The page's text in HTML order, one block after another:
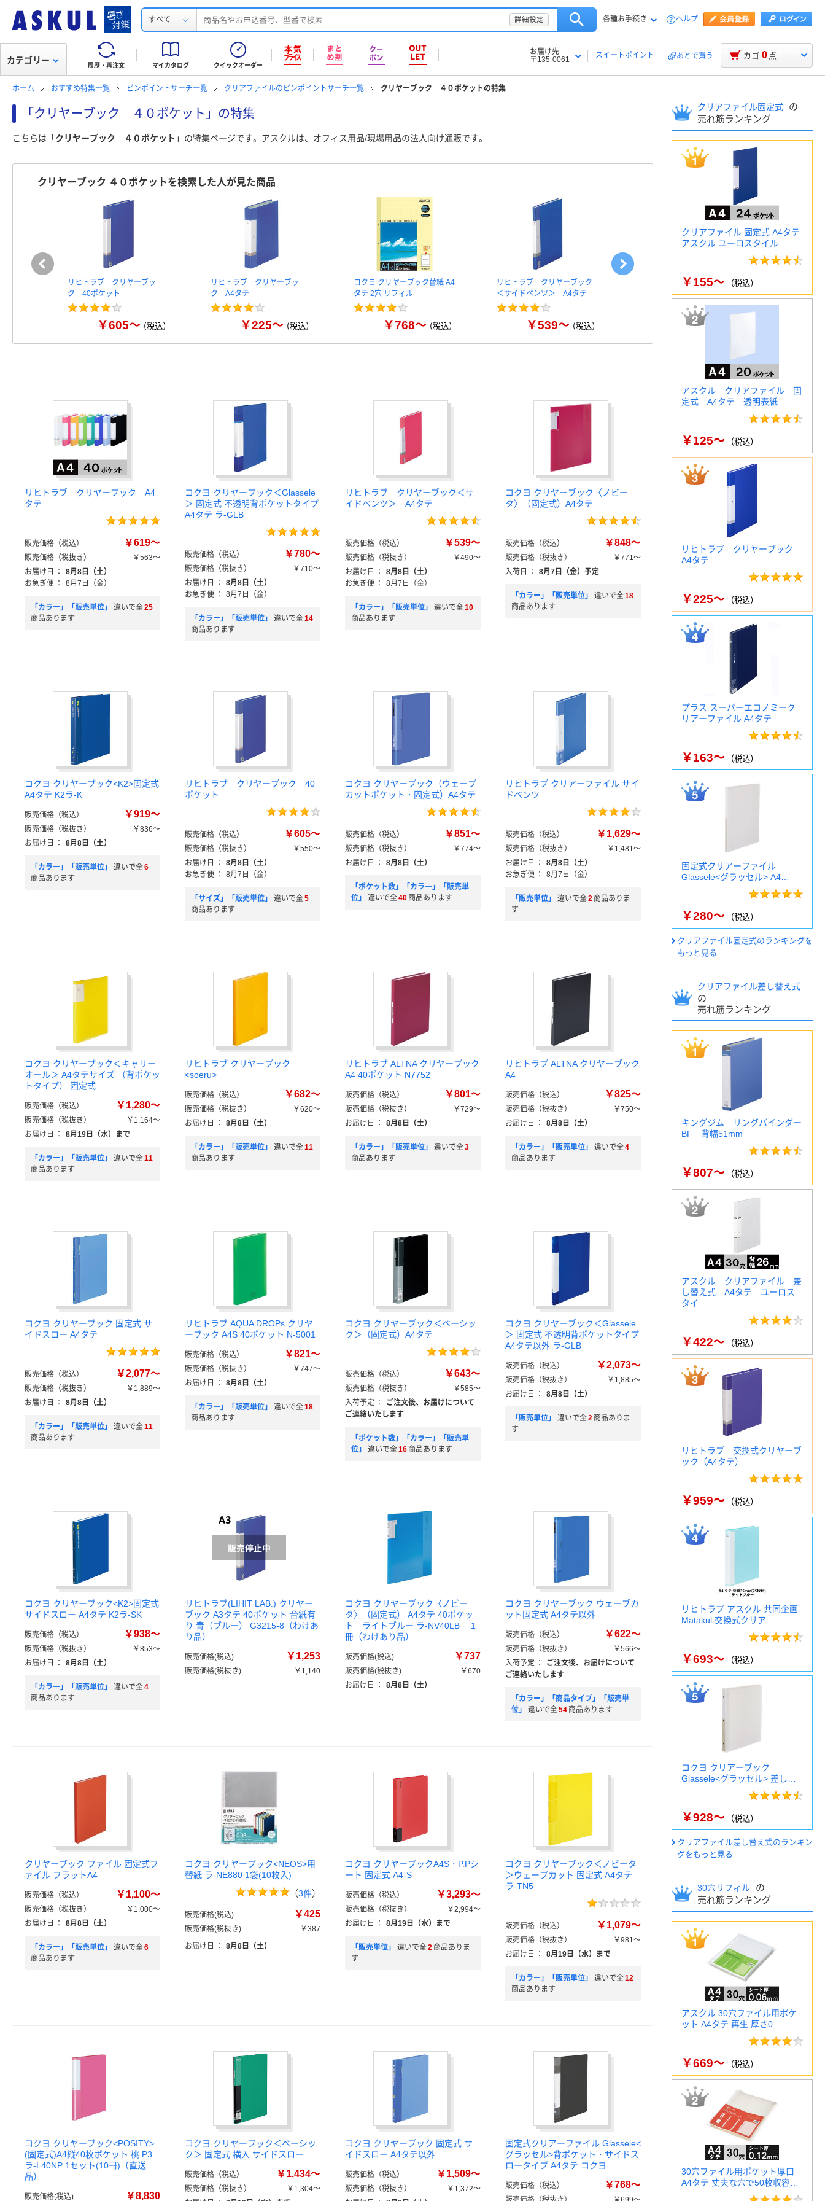
すべて 詳細設定 各種お手続き ヘルプ
履歴・再注文 マイカタログ クイックオーダー
お届け先
〒135-0061
スイートポイント あとで買う
カテゴリー カゴ 0 点
ホーム おすすめ特集一覧 ピンポイントサーチ一覧 クリアファイルのピンポイントサーチ一覧 クリヤーブック ４０ポケットの特集
「クリヤーブック ４０ポケット」の特集
こちらは「 クリヤーブック ４０ポケット 」の特集ページです。アスクルは、オフィス用品/現場用品の法人向け通販です。
クリヤーブック ４０ポケットを検索した人が見た商品
リヒトラブ クリヤーブッ
ク 40ポケット
￥605～（税込）
リヒトラブ クリヤーブッ
ク A4タテ
￥225～（税込）
コクヨ クリヤーブック替紙 A4
タテ 2穴 リフィル
￥768～（税込）
リヒトラブ クリヤーブック
＜サイドベンツ＞ A4タテ
￥539～（税込）
コクヨ クリヤーブック替紙Ｐ
ＯＳＩＴＹ
￥560～ （税込）
ブック（A4
リヒトラブ クリヤーブック A4
タテ
販売価格（税込） ￥619～
販売価格（税抜き）
￥563～
お届け日
：
8月8日（土）
お急ぎ便 ： 8月7日（金）
「カラー」「販売単位」 違いで全25
商品あります
コクヨ クリヤーブック＜Glassele
＞ 固定式 不透明背ポケットタイプ
A4タテ ラ-GLB
販売価格（税込） ￥780～
販売価格（税抜き）
￥710～
お届け日
：
8月8日（土）
お急ぎ便 ： 8月7日（金）
「カラー」「販売単位」 違いで全14
商品あります
リヒトラブ クリヤーブック＜サ
イドベンツ＞ A4タテ
販売価格（税込） ￥539～
販売価格（税抜き）
￥490～
お届け日
：
8月8日（土）
お急ぎ便 ： 8月7日（金）
「カラー」「販売単位」 違いで全10
商品あります
コクヨ クリヤーブック〈ノビー
タ〉（固定式）A4タテ
販売価格（税込） ￥848～
販売価格（税抜き）
￥771～
入荷日
： 8月7日（金）予定
「カラー」「販売単位」 違いで全18
商品あります
コクヨ クリヤーブック<K2>固定式
A4タテ K2ラ-K
販売価格（税込） ￥919～
販売価格（税抜き）
￥836～
お届け日
： 8月8日（土）
「カラー」「販売単位」 違いで全6
商品あります
リヒトラブ クリヤーブック 40
ポケット
販売価格（税込） ￥605～
販売価格（税抜き）
￥550～
お届け日
：
8月8日（土）
お急ぎ便 ： 8月7日（金）
「サイズ」「販売単位」 違いで全5
商品あります
コクヨ クリヤーブック（ウェーブ
カットポケット・固定式）A4タテ
販売価格（税込） ￥851～
販売価格（税抜き）
￥774～
お届け日
： 8月8日（土）
「ポケット数」「カラー」「販売単
位」
違いで全40 商品あります
リヒトラブ クリアーファイル サイ
ドベンツ
販売価格（税込） ￥1,629～
販売価格（税抜き）
￥1,481～
お届け日
：
8月8日（土）
お急ぎ便 ： 8月7日（金）
「販売単位」 違いで全2 商品ありま
す
コクヨ クリヤーブック＜キャリー
オール＞ A4タテサイズ （背ポケッ
トタイプ） 固定式
販売価格（税込） ￥1,280～
販売価格（税抜き）
￥1,164～
お届け日
： 8月19日（水）まで
「カラー」「販売単位」 違いで全11
商品あります
リヒトラブ クリヤーブック
<soeru>
販売価格（税込） ￥682～
販売価格（税抜き）
￥620～
お届け日
： 8月8日（土）
「カラー」「販売単位」 違いで全11
商品あります
リヒトラブ ALTNA クリヤーブック
A4 40ポケット N7752
販売価格（税込） ￥801～
販売価格（税抜き）
￥729～
お届け日
： 8月8日（土）
「カラー」「販売単位」 違いで全3
商品あります
リヒトラブ ALTNA クリヤーブック
A4
販売価格（税込） ￥825～
販売価格（税抜き）
￥750～
お届け日
： 8月8日（土）
「カラー」「販売単位」 違いで全4
商品あります
コクヨ クリヤーブック 固定式 サ
イドスロー A4タテ
販売価格（税込） ￥2,077～
販売価格（税抜き）
￥1,889～
お届け日
： 8月8日（土）
「カラー」「販売単位」 違いで全11
商品あります
リヒトラブ AQUA DROPs クリヤ
ーブック A4S 40ポケット N-5001
販売価格（税込） ￥821～
販売価格（税抜き）
￥747～
お届け日
： 8月8日（土）
「カラー」「販売単位」 違いで全18
商品あります
コクヨ クリヤーブック＜ベーシッ
ク＞（固定式）A4タテ
販売価格（税込） ￥643～
販売価格（税抜き）
￥585～
入荷予定 ：
ご注文後、お届けについて
ご連絡いたします
「ポケット数」「カラー」「販売単
位」
違いで全16 商品あります
コクヨ クリヤーブック＜Glassele
＞ 固定式 不透明背ポケットタイプ
A4タテ以外 ラ-GLB
販売価格（税込） ￥2,073～
販売価格（税抜き）
￥1,885～
お届け日
： 8月8日（土）
「販売単位」 違いで全2 商品ありま
す
コクヨ クリヤーブック<K2>固定式
サイドスロー A4タテ K2ラ-SK
販売価格（税込） ￥938～
販売価格（税抜き）
￥853～
お届け日
： 8月8日（土）
「カラー」「販売単位」 違いで全4
商品あります
リヒトラブ(LIHIT LAB.) クリヤー
ブック A3タテ 40ポケット 台紙有
り 青（ブルー） G3215-8（わけあ
り品）
販売価格(税込) ￥1,253
販売価格(税抜き) ￥1,140
コクヨ クリヤーブック〈ノビー
タ〉（固定式） A4タテ 40ポケッ
ト ライトブルー ラ-NV40LB 1
冊（わけあり品）
販売価格(税込) ￥737
販売価格(税抜き)
￥670
お届け日
： 8月8日（土）
コクヨ クリヤーブック ウェーブカ
ット固定式 A4タテ以外
販売価格（税込） ￥622～
販売価格（税抜き）
￥566～
入荷予定 ：
ご注文後、お届けについて
ご連絡いたします
「カラー」「商品タイプ」「販売単
位」
違いで全54 商品あります
クリヤーブック ファイル 固定式フ
ァイル フラットA4
販売価格（税込） ￥1,100～
販売価格（税抜き）
￥1,000～
お届け日
： 8月8日（土）
「カラー」「販売単位」 違いで全6
商品あります
コクヨ クリヤーブック<NEOS>用
替紙 ラ-NE880 1袋(10枚入)
（3件）
販売価格(税込) ￥425
販売価格(税抜き)
￥387
お届け日
： 8月8日（土）
コクヨ クリヤーブックA4S・P.Pシ
ート 固定式 A4-S
販売価格（税込） ￥3,293～
販売価格（税抜き）
￥2,994～
お届け日
： 8月19日（水）まで
「販売単位」 違いで全2 商品ありま
す
コクヨ クリヤーブック＜ノビータ
＞ウェーブカット 固定式 A4タテ
ラ-TN5
販売価格（税込） ￥1,079～
販売価格（税抜き）
￥981～
お届け日
： 8月19日（水）まで
「カラー」「販売単位」 違いで全12
商品あります
コクヨ クリヤーブック<POSITY>
(固定式)A4縦40枚ポケット 桃 P3
ラ-L40NP 1セット(10冊)（直送
品）
販売価格(税込) ￥8,830
コクヨ クリヤーブック＜ベーシッ
ク＞ 固定式 横入 サイドスロー
販売価格（税込） ￥1,434～
販売価格（税抜き）
￥1,304～
コクヨ クリヤーブック 固定式 サ
イドスロー A4タテ以外
販売価格（税込） ￥1,509～
販売価格（税抜き）
￥1,372～
固定式クリアーファイル Glassele<
グラッセル>背ポケット・サイドス
ロータイプ A4タテ コクヨ
販売価格（税込） ￥768～
クリアファイル固定式
の
売れ筋ランキング
クリアファイル 固定式 A4タテ
アスクル ユーロスタイル
￥155～ （税込）
アスクル クリアファイル 固
定式 A4タテ 透明表紙
￥125～ （税込）
リヒトラブ クリヤーブック
A4タテ
￥225～ （税込）
プラス スーパーエコノミーク
リアーファイル A4タテ
￥163～ （税込）
固定式クリアーファイル
Glassele<グラッセル> A4…
￥280～ （税込）
クリアファイル固定式のランキングを
もっと見る
クリアファイル差し替え式
の
売れ筋ランキング
キングジム リングバインダー
BF 背幅51mm
￥807～ （税込）
アスクル クリアファイル 差
し替え式 A4タテ ユーロス
タイ…
￥422～ （税込）
リヒトラブ 交換式クリヤーブ
ック（A4タテ）
￥959～ （税込）
リヒトラブ アスクル 共同企画
Matakul 交換式クリア…
￥693～ （税込）
コクヨ クリアーブック
Glassele<グラッセル> 差し…
￥928～ （税込）
クリアファイル差し替え式のランキン
グをもっと見る
30穴リフィル
の
売れ筋ランキング
アスクル 30穴ファイル用ポケ
ット A4タテ 再生 厚さ0.…
￥669～ （税込）
30穴ファイル用ポケット厚口
A4タテ 丈夫な穴で50枚収容…